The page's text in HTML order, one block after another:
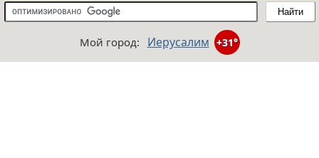
Найти
ИЗРАИЛЬ
ЕВРОПА
Мой город: Иерусалим +31°